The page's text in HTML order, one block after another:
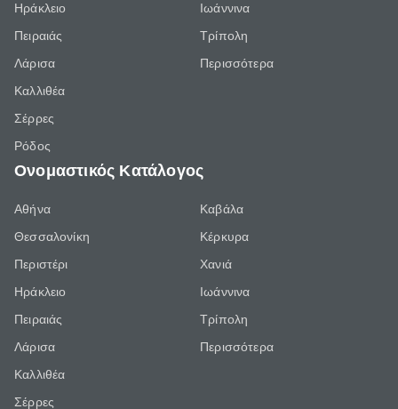
Ηράκλειο
Πειραιάς
Λάρισα
Καλλιθέα
Σέρρες
Ρόδος
Ιωάννινα
Τρίπολη
Περισσότερα
Ονομαστικός Κατάλογος
Αθήνα
Θεσσαλονίκη
Περιστέρι
Ηράκλειο
Πειραιάς
Λάρισα
Καλλιθέα
Σέρρες
Καβάλα
Κέρκυρα
Χανιά
Ιωάννινα
Τρίπολη
Περισσότερα